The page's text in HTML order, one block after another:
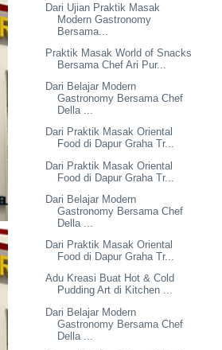
Dari Ujian Praktik Masak
Modern Gastronomy
Bersama...
Praktik Masak World of Snacks
Bersama Chef Ari Pur...
Dari Belajar Modern
Gastronomy Bersama Chef
Della ...
Dari Praktik Masak Oriental
Food di Dapur Graha Tr...
Dari Praktik Masak Oriental
Food di Dapur Graha Tr...
Dari Belajar Modern
Gastronomy Bersama Chef
Della ...
Dari Praktik Masak Oriental
Food di Dapur Graha Tr...
Adu Kreasi Buat Hot & Cold
Pudding Art di Kitchen ...
Dari Belajar Modern
Gastronomy Bersama Chef
Della ...